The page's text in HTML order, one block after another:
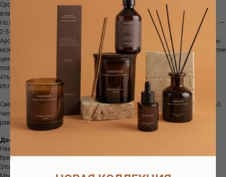
Срок ароматизации зависит от характеристик помещения, температуры,
влажности и места размещения диффузора.
Но в среднем объема100 мл хватит примерно на 1-1.5 месяца; объема 250 мл. —
2-3 месяца, а емкости 500 мл. — обычно 3-5 месяцев.
Аромат поставляется с бамбуковыми палочками. Если аромат закончился, вы
можете приобрести рефилл. Это более выгодно, так как при изначальной покупке
цена стеклянной емкости составляет почти половину стоимости диффузора,
поэтому покупка рефилла позволяет экономить.
Атмосферный аромат наполняет пространство особым благоуханием .
Используйте вместе с диффузором для усиления выбранного аромата.
Свеча- ручная работа, сделано в Италии из соевого воска. Время горения до 50
часов. Регулярно подрезайте фитиль до длины в 0,5 см. Давайте воску
равномерно расплавиться на поверхности.
Доставка
Наш интернет-магазин предлагает вам интерьерные ароматы европейских
брендов, в наличии и под заказ.
Это большой ассортимент качественной продукции.